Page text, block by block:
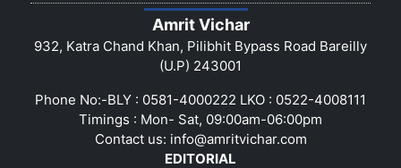
Amrit Vichar
932, Katra Chand Khan, Pilibhit Bypass Road Bareilly
(U.P) 243001
Phone No:-BLY : 0581-4000222 LKO : 0522-4008111
Timings : Mon- Sat, 09:00am-06:00pm
Contact us: info@amritvichar.com
EDITORIAL